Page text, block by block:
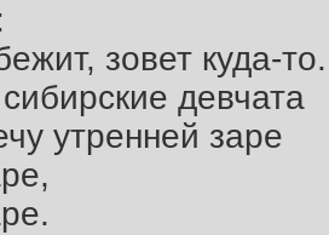
зовет куда-
девчата
утренней заре